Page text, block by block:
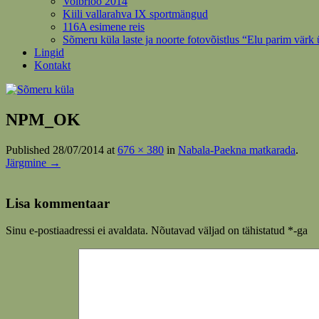
Kiili vallarahva IX sportmängud
116A esimene reis
Sõmeru küla laste ja noorte fotovõistlus “Elu parim värk
Lingid
Kontakt
NPM_OK
Published 28/07/2014 at 676 × 380 in Nabala-Paekna matkarada.
Järgmine →
Lisa kommentaar
Sinu e-postiaadressi ei avaldata. Nõutavad väljad on tähistatud *-ga